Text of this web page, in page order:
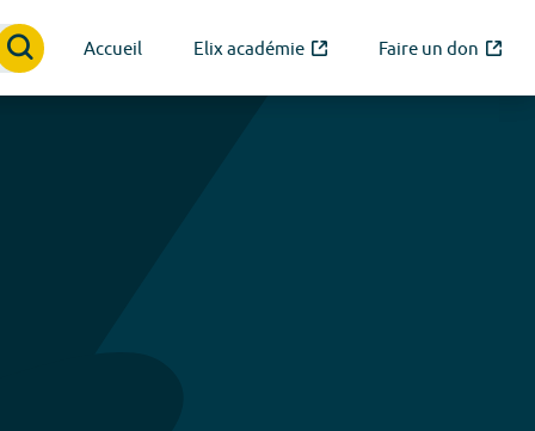
Accueil Elix académie Faire un don